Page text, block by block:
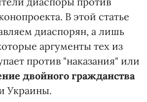
В этой статье
диаспорян, а лишь
аргументы тех из
против "наказания" или
двойного гражданства
Украины.